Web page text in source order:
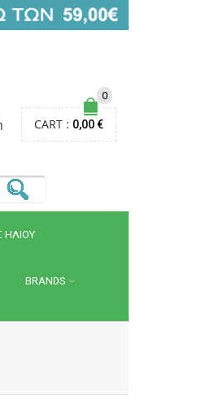
0
CART : 0,00 €
ΗΛΙΟΥ
BRANDS